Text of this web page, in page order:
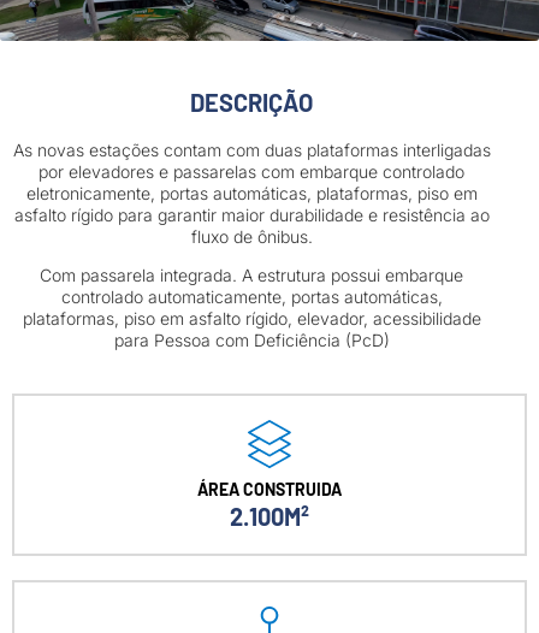
DESCRIÇÃO
As novas estações contam com duas plataformas interligadas
por elevadores e passarelas com embarque controlado
eletronicamente, portas automáticas, plataformas, piso em
asfalto rígido para garantir maior durabilidade e resistência ao
fluxo de ônibus.
Com passarela integrada. A estrutura possui embarque
controlado automaticamente, portas automáticas,
plataformas, piso em asfalto rígido, elevador, acessibilidade
para Pessoa com Deficiência (PcD)
ÁREA CONSTRUIDA
2.100M²